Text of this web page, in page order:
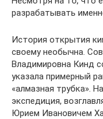
разрабатывать
История открытия
своему необычна.
Владимировна Кинд
указала примерный
«алмазная трубка».
экспедиция,
Юрием Ивановичем